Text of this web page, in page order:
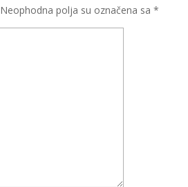
Neophodna polja su označena sa *